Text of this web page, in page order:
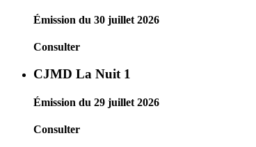
Émission du 30 juillet 2026
Consulter
CJMD La Nuit 1
Émission du 29 juillet 2026
Consulter